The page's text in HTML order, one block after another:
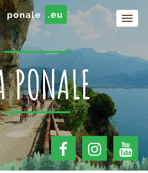
PONALE